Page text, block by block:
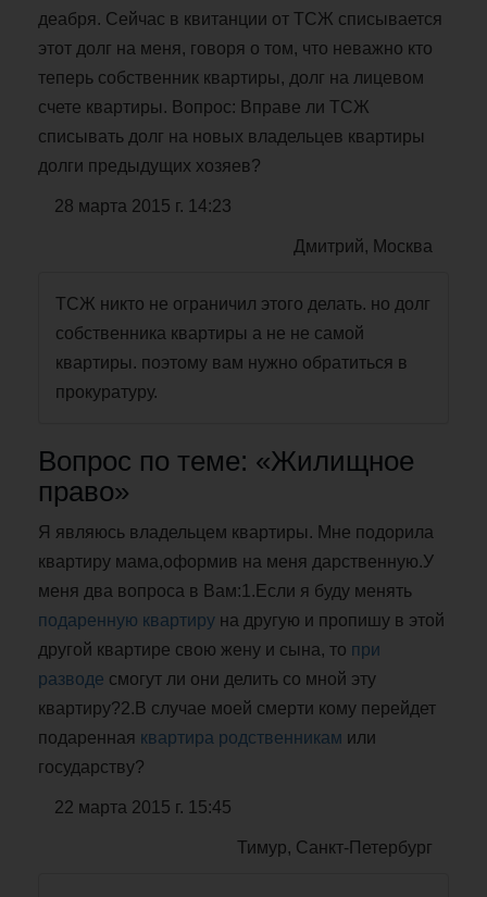
деабря. Сейчас в квитанции от ТСЖ списывается
этот долг на меня, говоря о том, что неважно кто
теперь собственник квартиры, долг на лицевом
счете квартиры. Вопрос: Вправе ли ТСЖ
списывать долг на новых владельцев квартиры
долги предыдущих хозяев?
28 марта 2015 г. 14:23
Дмитрий, Москва
ТСЖ никто не ограничил этого делать. но долг
собственника квартиры а не не самой
квартиры. поэтому вам нужно обратиться в
прокуратуру.
Вопрос по теме: «Жилищное
право»
Я являюсь владельцем квартиры. Мне подорила
квартиру мама,оформив на меня дарственную.У
меня два вопроса в Вам:1.Если я буду менять
подаренную квартиру на другую и пропишу в этой
другой квартире свою жену и сына, то при
разводе смогут ли они делить со мной эту
квартиру?2.В случае моей смерти кому перейдет
подаренная квартира родственникам или
государству?
22 марта 2015 г. 15:45
Тимур, Санкт-Петербург